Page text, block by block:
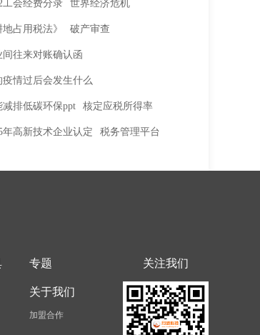
工会经费分录 世界经济危机
地占用税法》 破产审查
间往来对账确认函
疫情过后会发生什么
减排低碳环保ppt 核定应税所得率
年高新技术企业认定 税务管理平台
专题
关于我们
加盟合作
关注我们